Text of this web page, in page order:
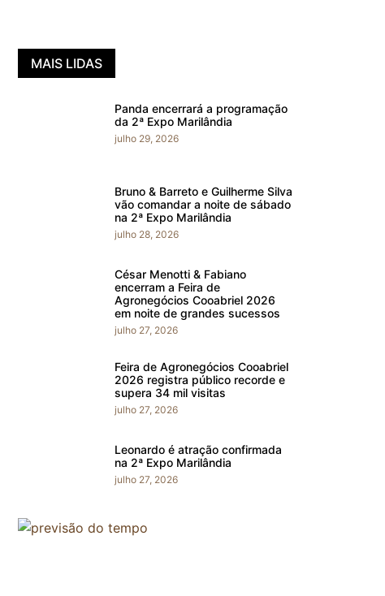
MAIS LIDAS
Panda encerrará a programação
da 2ª Expo Marilândia
julho 29, 2026
Bruno & Barreto e Guilherme Silva
vão comandar a noite de sábado
na 2ª Expo Marilândia
julho 28, 2026
César Menotti & Fabiano
encerram a Feira de
Agronegócios Cooabriel 2026
em noite de grandes sucessos
julho 27, 2026
Feira de Agronegócios Cooabriel
2026 registra público recorde e
supera 34 mil visitas
julho 27, 2026
Leonardo é atração confirmada
na 2ª Expo Marilândia
julho 27, 2026